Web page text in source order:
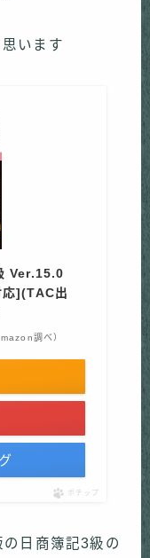
います
Ver.15.0
](TAC出
調べ）
ポチップ
日商簿記3級の